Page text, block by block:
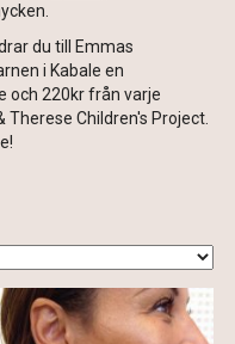
du till Emmas
i Kabale en
och 220kr från varje
Children's Project.